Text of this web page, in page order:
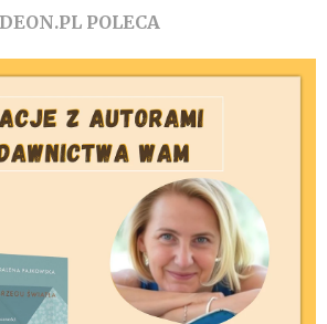
DEON.PL POLECA